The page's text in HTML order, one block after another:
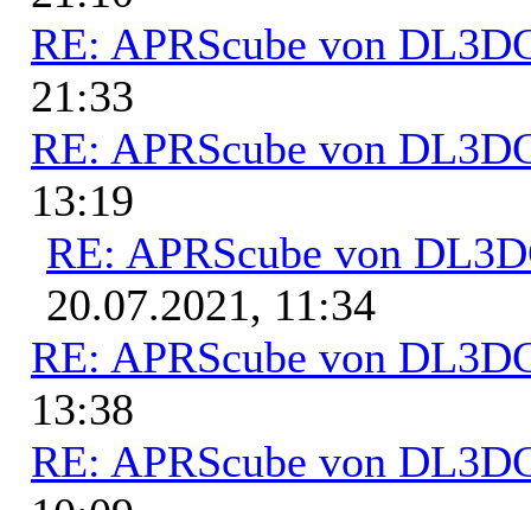
RE: APRScube von
21:33
RE: APRScube von
13:19
RE: APRScube von
20.07.2021, 11:34
RE: APRScube von
13:38
RE: APRScube von